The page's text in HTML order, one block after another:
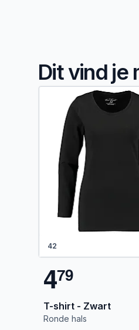
Dit vind je
42
479
T-shirt - Zwart
Ronde hals